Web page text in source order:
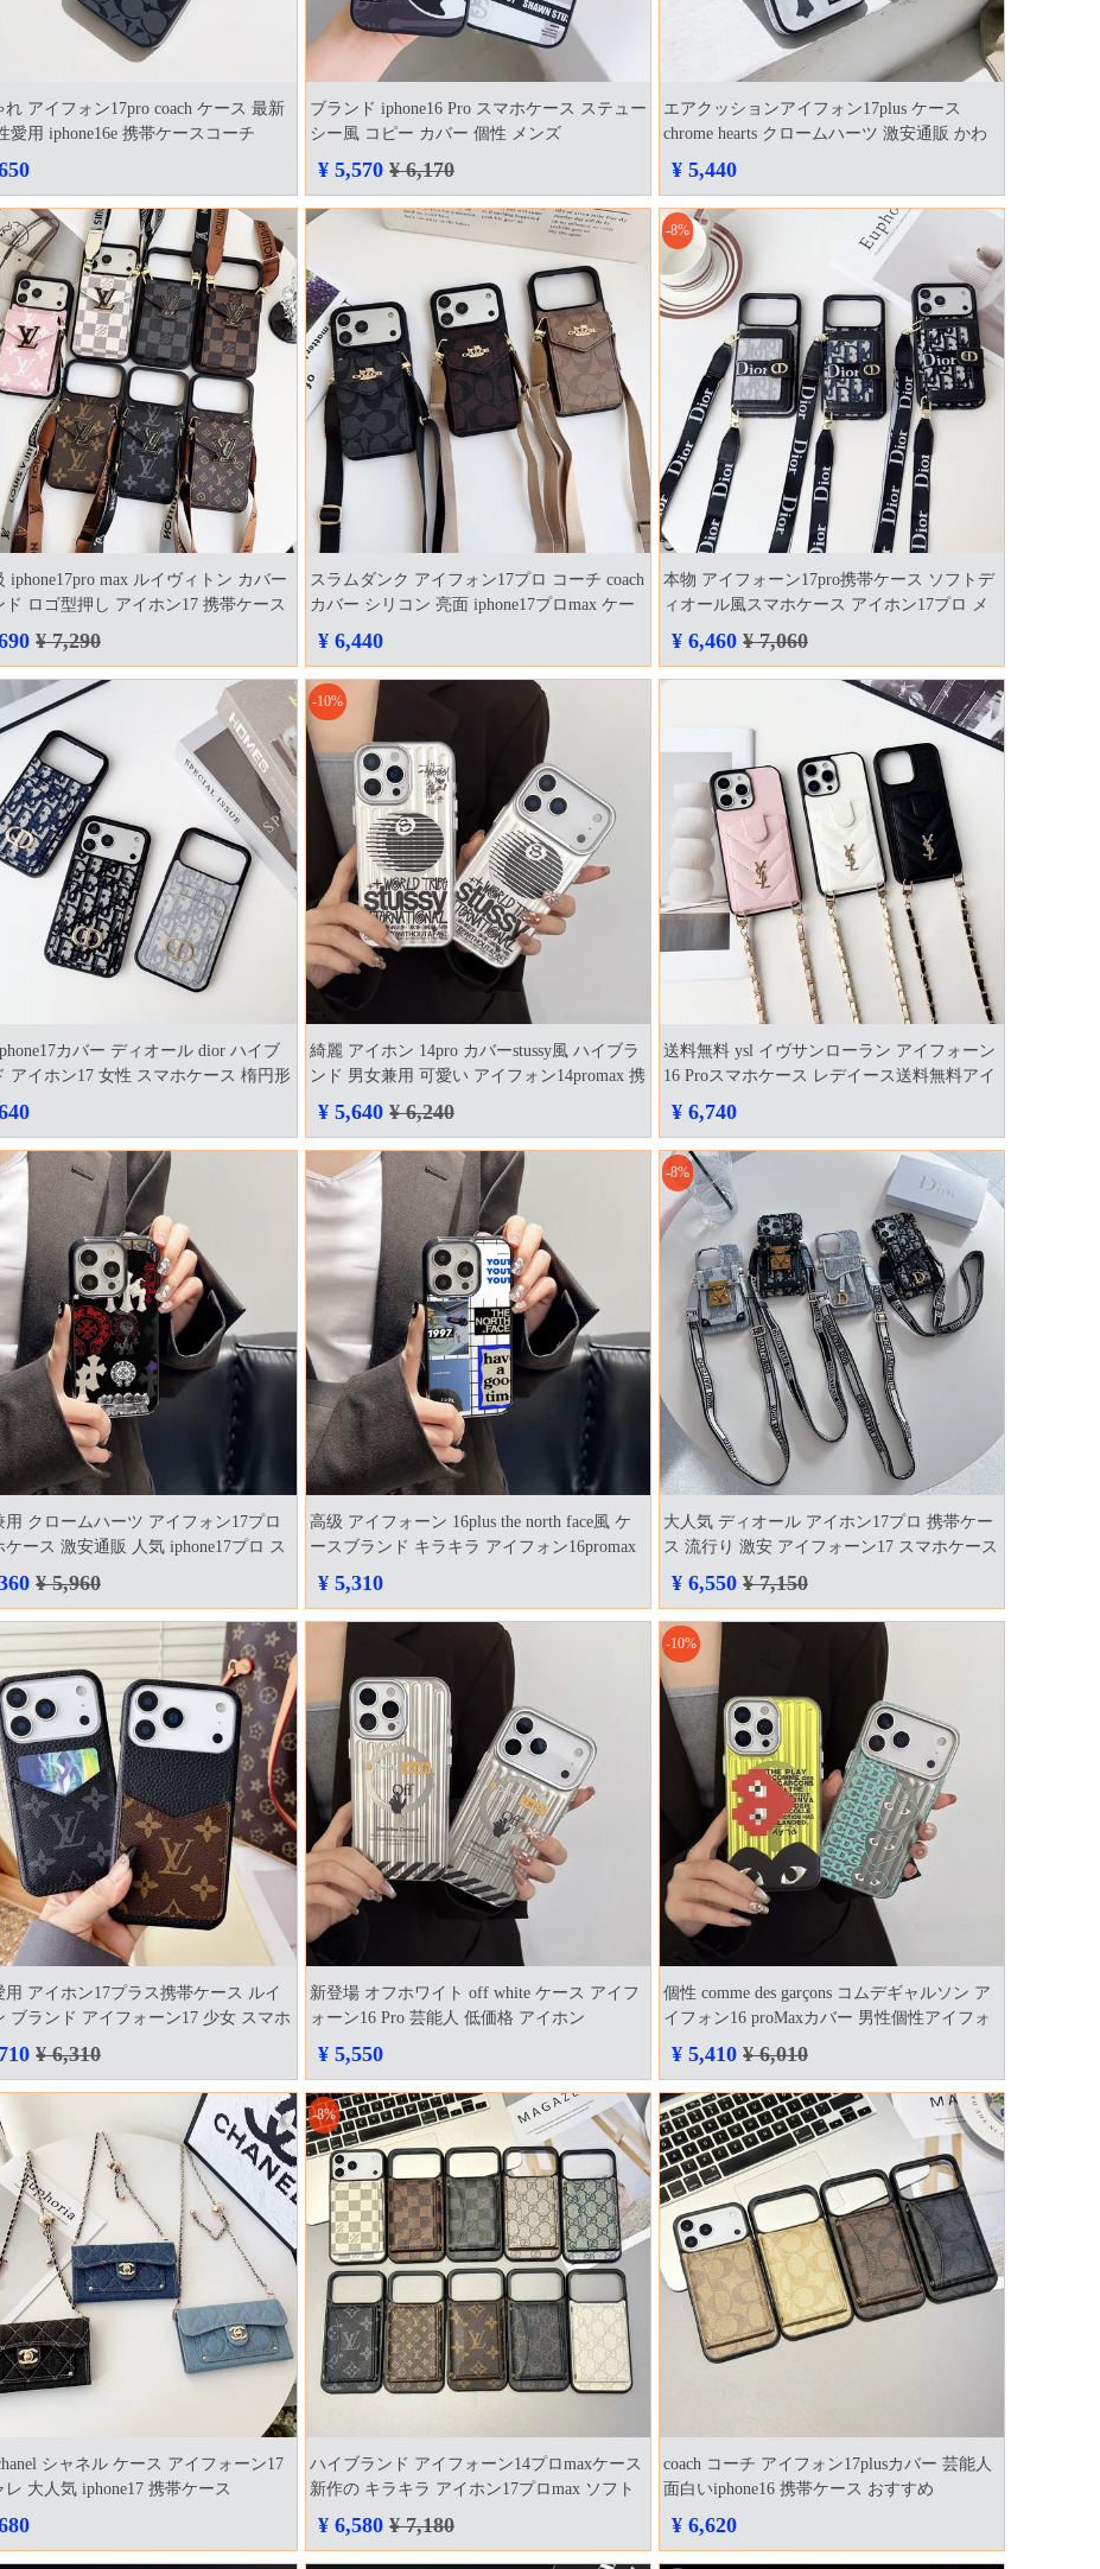
れ アイフォン17pro coach ケース 最新
愛用 iphone16e 携帯ケースコーチ
ブランド iphone16 Pro スマホケース ステュー
シー風 コピー カバー 個性 メンズ
iphone17plus スマホケース
¥ 5,570 ¥ 6,170
エアクッションアイフォン17plus ケース
chrome hearts クロームハーツ 激安通販 かわ
いい chrome hearts アイフォーン17プロ max
ケース
¥ 5,440
iphone17pro max ルイヴィトン カバー
ド ロゴ型押し アイホン17 携帯ケース
トン¥ 7,290
スラムダンク アイフォン17プロ コーチ coach
カバー シリコン 亮面 iphone17プロmax ケー
スコーチ coach
¥ 6,440
-8%
本物 アイフォーン17pro携帯ケース ソフトデ
ィオール風スマホケース アイホン17プロ メ
ンズ
¥ 6,460 ¥ 7,060
カバー ディオール dior ハイブ
アイホン17 女性 スマホケース 楕円形
-10%
綺麗 アイホン 14pro カバーstussy風 ハイブラ
ンド 男女兼用 可愛い アイフォン14promax 携
帯ケース 高品質
¥ 5,640 ¥ 6,240
送料無料 ysl イヴサンローラン アイフォーン
16 Proスマホケース レデイース送料無料アイ
フォーン17プロmax 携帯ケース 高品質
¥ 6,740
用 クロームハーツ アイフォン17プロ
ケース 激安通販 人気 iphone17プロ ス
ース ブランド
¥ 5,960
高级 アイフォーン 16plus the north face風 ケ
ースブランド キラキラ アイフォン16promax
携帯ケース ザ・ノース・フェイス風
¥ 5,310
-8%
大人気 ディオール アイホン17プロ 携帯ケー
ス 流行り 激安 アイフォーン17 スマホケース
偽物
¥ 6,550 ¥ 7,150
用 アイホン17プラス携帯ケース ルイ
ブランド アイフォーン17 少女 スマホ
激安通販
¥ 6,310
新登場 オフホワイト off white ケース アイフ
ォーン16 Pro 芸能人 低価格 アイホン
17promax カバー 本物
¥ 5,550
-10%
個性 comme des garçons コムデギャルソン ア
イフォン16 proMaxカバー 男性個性アイフォ
ーン17 ケース 大人気
¥ 5,410 ¥ 6,010
シャネル ケース アイフォーン17
レ 大人気 iphone17 携帯ケース
-8%
ハイブランド アイフォーン14プロmaxケース
新作の キラキラ アイホン17プロmax ソフト
ケース
¥ 6,580 ¥ 7,180
coach コーチ アイフォン17plusカバー 芸能人
面白いiphone16 携帯ケース おすすめ
¥ 6,620